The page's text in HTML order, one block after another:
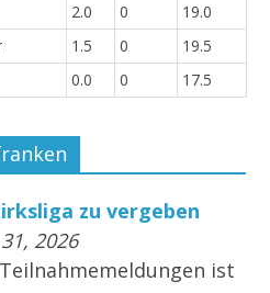
2.0 0
19.0
1.5 0
19.5
0.0 0 17.5
zu vergeben
2026
ist